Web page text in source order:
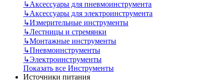
↳Аксессуары для пневмоинструмента
↳Аксессуары для электроинструмента
↳Измерительные инструменты
↳Лестницы и стремянки
↳Монтажные инструменты
↳Пневмоинструменты
↳Электроинструменты
Показать все Инструменты
Источники питания